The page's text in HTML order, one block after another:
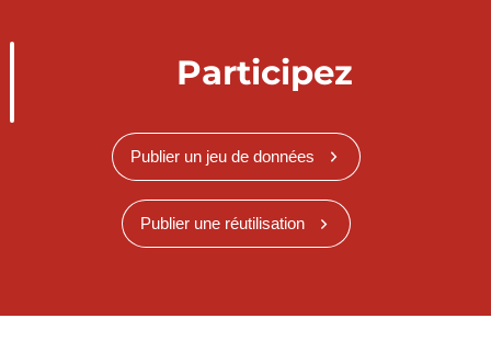
Participez
Publier un jeu de données
Publier une réutilisation